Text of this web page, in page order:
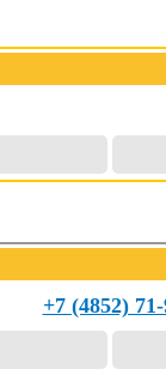
+7 (4852)